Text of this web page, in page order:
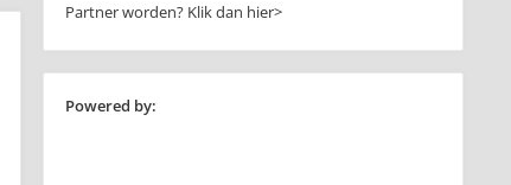
Partner worden? Klik dan hier>
Powered by: